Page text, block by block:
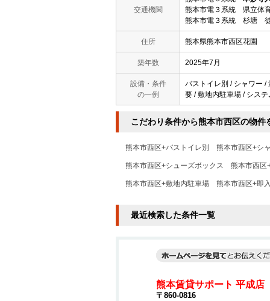
交通機関
熊本市電３系統 県立体
熊本市電３系統 杉塘
住所 熊本県熊本市西区花園
築年数 2025年7月
設備・条件
の一例
バストイレ別 / シャワー /
要 / 敷地内駐車場 / シス
こだわり条件から熊本市西区の物件
熊本市西区+バストイレ別 熊本市西区+シ
熊本市西区+シューズボックス 熊本市西区
熊本市西区+敷地内駐車場 熊本市西区+即
最近検索した条件一覧
熊本賃貸サポート 平成店
〒860-0816